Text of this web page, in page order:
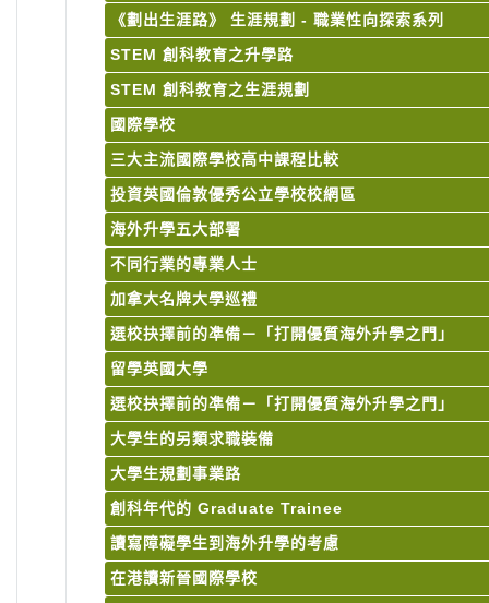
《劃出生涯路》 生涯規劃 - 職業性向探索系列
STEM 創科教育之升學路
STEM 創科教育之生涯規劃
國際學校
三大主流國際學校高中課程比較
投資英國倫敦優秀公立學校校網區
海外升學五大部署
不同行業的專業人士
加拿大名牌大學巡禮
選校抉擇前的凖備－「打開優質海外升學之門」
留學英國大學
選校抉擇前的凖備－「打開優質海外升學之門」
大學生的另類求職裝備
大學生規劃事業路
創科年代的 Graduate Trainee
讀寫障礙學生到海外升學的考慮
在港讀新晉國際學校